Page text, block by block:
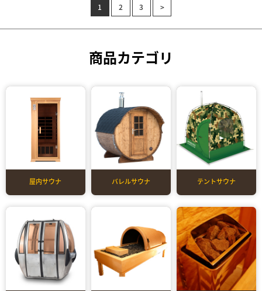
1 2 3 >
商品カテゴリ
屋内サウナ バレルサウナ テントサウナ